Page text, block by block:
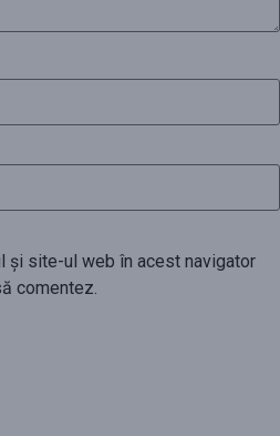
și site-ul web în acest navigator
comentez.